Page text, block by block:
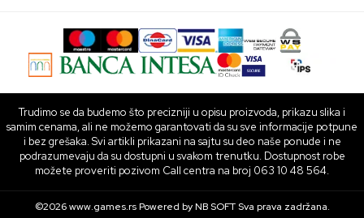
Trudimo se da budemo što precizniji u opisu proizvoda, prikazu slika i
samim cenama, ali ne možemo garantovati da su sve informacije potpune
i bez grešaka. Svi artikli prikazani na sajtu su deo naše ponude i ne
podrazumevaju da su dostupni u svakom trenutku. Dostupnost robe
možete proveriti pozivom Call centra na broj 063 10 48 564.
©2026www.games.rs Powered byNB SOFTSva prava zadržana.